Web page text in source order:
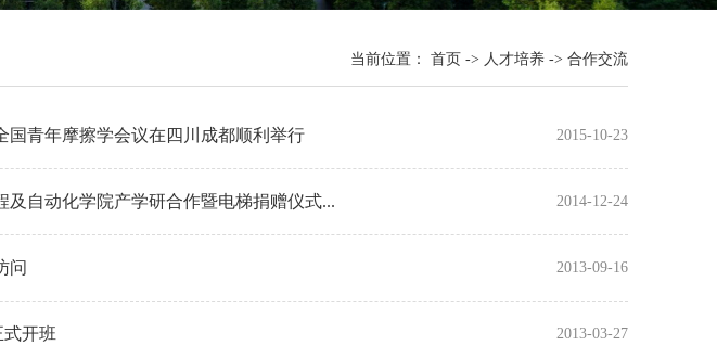
当前位置： 首页 -> 人才培养 -> 合作交流
青年摩擦学会议在四川成都顺利举行 2015-10-23
自动化学院产学研合作暨电梯捐赠仪式... 2014-12-24
问 2013-09-16
开班 2013-03-27